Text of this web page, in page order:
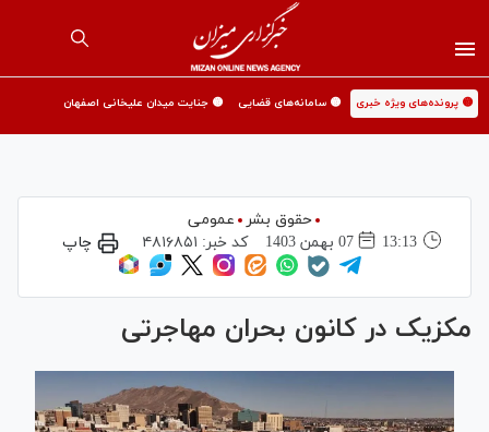
🟡 پرونده‌های ویژه خبری 🟡 سامانه‌های قضایی 🟡 جنایت میدان علیخانی اصفهان
حقوق بشر
عمومی
13:13
07 بهمن 1403 کد خبر: ۴۸۱۶۸۵۱ چاپ
مکزیک در کانون بحران مهاجرتی